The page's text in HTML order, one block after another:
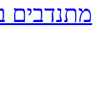
מתנדבים